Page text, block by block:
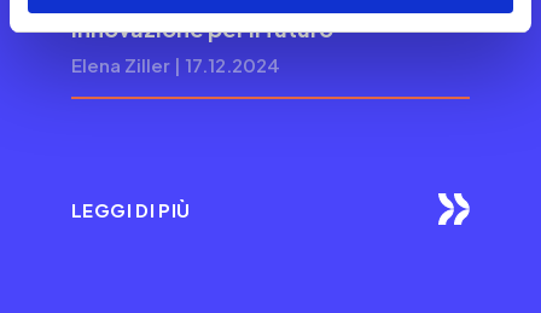
innovazione per il futuro
Elena Ziller | 17.12.2024
LEGGI DI PIÙ